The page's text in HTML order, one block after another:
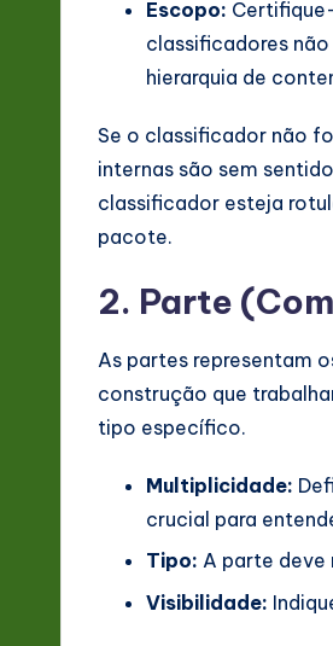
Escopo:
classificadores
hierarquia de
Se o classificador não
internas são sem
classificador esteja
pacote.
2. Parte
As partes representam
construção que
tipo específico.
Multiplicidade:
crucial para
Tipo: A parte deve
Visibilidade: